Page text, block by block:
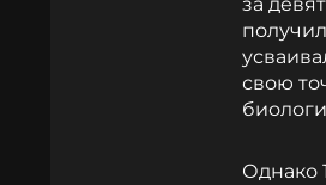
свою
Однако